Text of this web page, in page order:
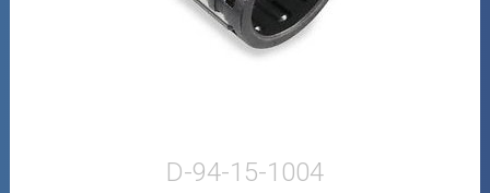
D-94-15-1004